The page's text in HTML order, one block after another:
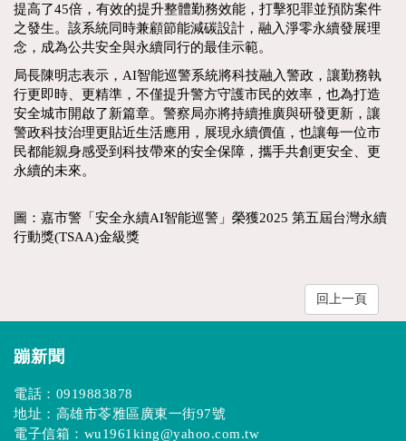
提高了45倍，有效的提升整體勤務效能，打擊犯罪並預防案件
之發生。該系統同時兼顧節能減碳設計，融入淨零永續發展理
念，成為公共安全與永續同行的最佳示範。
局長陳明志表示，AI智能巡警系統將科技融入警政，讓勤務執
行更即時、更精準，不僅提升警方守護市民的效率，也為打造
安全城市開啟了新篇章。警察局亦將持續推廣與研發更新，讓
警政科技治理更貼近生活應用，展現永續價值，也讓每一位市
民都能親身感受到科技帶來的安全保障，攜手共創更安全、更
永續的未來。
圖：嘉市警「安全永續AI智能巡警」榮獲2025 第五屆台灣永續
行動獎(TSAA)金級獎
回上一頁
蹦新聞
電話： 0919883878
地址：高雄市苓雅區廣東一街97號
電子信箱： wu1961king@yahoo.com.tw